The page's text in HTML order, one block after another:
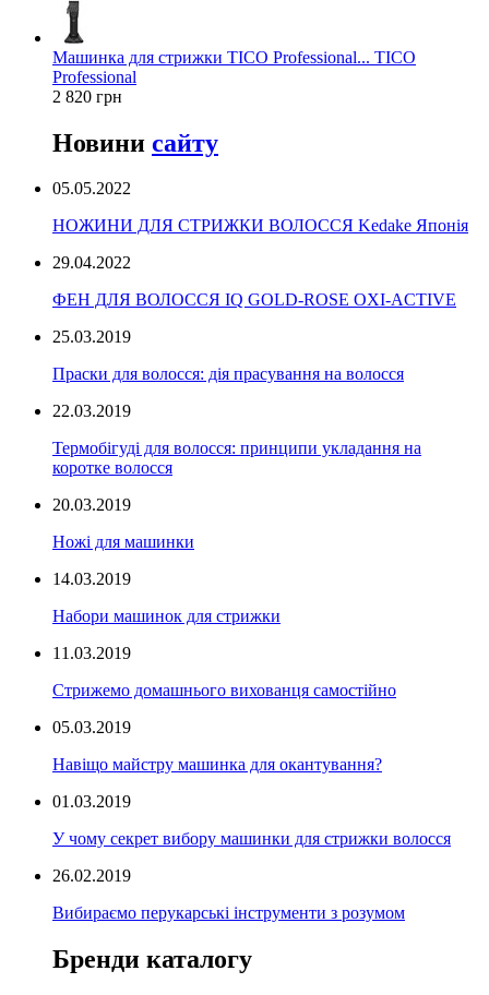
Машинка для стрижки TICO Professional... TICO
Professional
2 820 грн
Новини сайту
05.05.2022
НОЖИНИ ДЛЯ СТРИЖКИ ВОЛОССЯ Kedake Японія
29.04.2022
ФЕН ДЛЯ ВОЛОССЯ IQ GOLD-ROSE OXI-ACTIVE
25.03.2019
Праски для волосся: дія прасування на волосся
22.03.2019
Термобігуді для волосся: принципи укладання на
коротке волосся
20.03.2019
Ножі для машинки
14.03.2019
Набори машинок для стрижки
11.03.2019
Стрижемо домашнього вихованця самостійно
05.03.2019
Навіщо майстру машинка для окантування?
01.03.2019
У чому секрет вибору машинки для стрижки волосся
26.02.2019
Вибираємо перукарські інструменти з розумом
Бренди каталогу